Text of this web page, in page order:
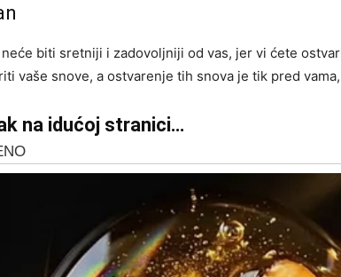
biti sretniji i zadovoljniji od vas, jer vi ćete
vaše snove, a ostvarenje tih snova je tik pred
na idućoj stranici…